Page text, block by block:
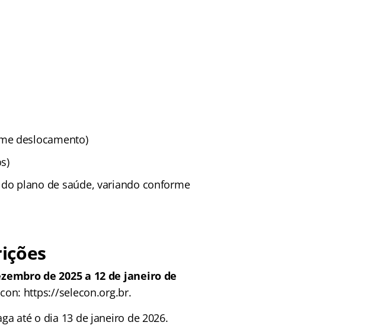
deslocamento)
plano de saúde, variando conforme
de 2025 a 12 de janeiro de
https://selecon.org.br.
até o dia 13 de janeiro de 2026.